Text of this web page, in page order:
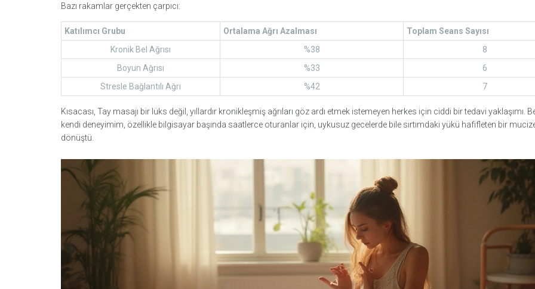
Bazı rakamlar gerçekten çarpıcı:
Katılımcı Grubu Ortalama Ağrı Azalması
Toplam Seans Sayısı
Kronik Bel Ağrısı
%38
8
Boyun Ağrısı
%33
6
Stresle Bağlantılı Ağrı
%42 7
Kısacası, Tay masajı bir lüks değil, yıllardır kronikleşmiş ağrıları göz ardı etmek istemeyen herkes için ciddi bir tedavi yaklaşımı.
kendi deneyimim, özellikle bilgisayar başında saatlerce oturanlar için, uykusuz gecelerde bile sırtımdaki yükü hafifleten bir
dönüştü.